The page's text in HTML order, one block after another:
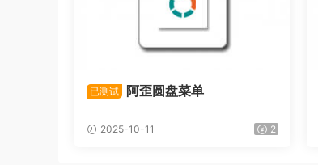
已测试 阿歪圆盘菜单
2025-10-11 2